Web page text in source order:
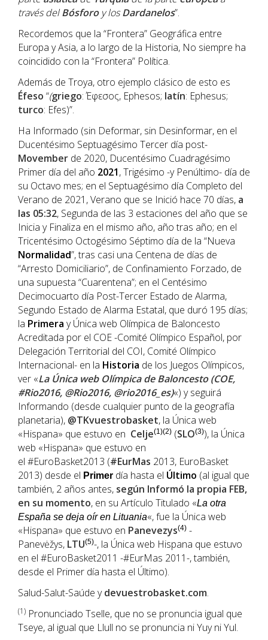
través delBósforoy losDardanelos”.
Recordemos que la “Frontera” Geográfica entre
Europa y Asia, a lo largo de la Historia, No siempre ha
coincidido con la “Frontera” Política.
Además de Troya, otro ejemplo clásico de esto es
Éfeso “(griego: Έφεσος, Ephesos; latín: Ephesus;
turco: Efes)”.
Ha Informado (sin Deformar, sin Desinformar, en el
Ducentésimo Septuagésimo Tercer día post-
Movember de 2020, Ducentésimo Cuadragésimo
Primer día del año 2021, Trigésimo -y Penúltimo- día de
su Octavo mes; en el Septuagésimo día Completo del
Verano de 2021, Verano que se Inició hace 70 días, a
las 05:32, Segunda de las 3 estaciones del año que se
Inicia y Finaliza en el mismo año, año tras año; en el
Tricentésimo Octogésimo Séptimo día de la “Nueva
Normalidad”, tras casi una Centena de días de
“Arresto Domiciliario”, de Confinamiento Forzado, de
una supuesta “Cuarentena”; en el Centésimo
Decimocuarto día Post-Tercer Estado de Alarma,
Segundo Estado de Alarma Estatal, que duró 195 días;
la Primera y Única web Olímpica de Baloncesto
Acreditada por el COE -Comité Olímpico Español, por
Delegación Territorial del COI, Comité Olímpico
Internacional- en la Historia de los Juegos Olímpicos,
ver «La Única web Olímpica de Baloncesto (COE,
#Rio2016, @Rio2016, @rio2016_es)«) y seguirá
Informando (desde cualquier punto de la geografía
planetaria), @TKvuestrobasket, la Única web
«Hispana» que estuvo en Celje(1)(2) (SLO(3)), la Única
web «Hispana» que estuvo en
el #EuroBasket2013 (#EurMas 2013, EuroBasket
2013) desde el Primer día hasta el Último (al igual que
también, 2 años antes, según Informó la propia FEB,
en su momento, en su Artículo Titulado «La otra
España se deja oír en Lituania«, fue la Única web
«Hispana» que estuvo en Panevezys(4) -
Panevėžys, LTU(5)-, la Única web Hispana que estuvo
en el #EuroBasket2011 -#EurMas 2011-, también,
desde el Primer día hasta el Último).
Salud-Salut-Saúde ydevuestrobasket.com.
(1) Pronunciado Tselle, que no se pronuncia igual que
Tseye, al igual que Llull no se pronuncia ni Yuy ni Yul.